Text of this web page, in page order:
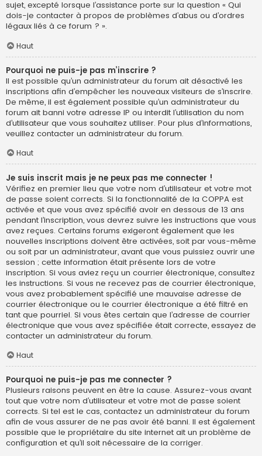
sujet, excepté lorsque l’assistance porte sur la question « Qui
dois-je contacter à propos de problèmes d’abus ou d’ordres
légaux liés à ce forum ? ».
Haut
Pourquoi ne puis-je pas m’inscrire ?
Il est possible qu’un administrateur du forum ait désactivé les
inscriptions afin d’empêcher les nouveaux visiteurs de s’inscrire.
De même, il est également possible qu’un administrateur du
forum ait banni votre adresse IP ou interdit l’utilisation du nom
d’utilisateur que vous souhaitez utiliser. Pour plus d’informations,
veuillez contacter un administrateur du forum.
Haut
Je suis inscrit mais je ne peux pas me connecter !
Vérifiez en premier lieu que votre nom d’utilisateur et votre mot
de passe soient corrects. Si la fonctionnalité de la COPPA est
activée et que vous avez spécifié avoir en dessous de 13 ans
pendant l’inscription, vous devrez suivre les instructions que vous
avez reçues. Certains forums exigeront également que les
nouvelles inscriptions doivent être activées, soit par vous-même
ou soit par un administrateur, avant que vous puissiez ouvrir une
session ; cette information était présente lors de votre
inscription. Si vous aviez reçu un courrier électronique, consultez
les instructions. Si vous ne recevez pas de courrier électronique,
vous avez probablement spécifié une mauvaise adresse de
courrier électronique ou le courrier électronique a été filtré en
tant que pourriel. Si vous êtes certain que l’adresse de courrier
électronique que vous avez spécifiée était correcte, essayez de
contacter un administrateur du forum.
Haut
Pourquoi ne puis-je pas me connecter ?
Plusieurs raisons peuvent en être la cause. Assurez-vous avant
tout que votre nom d’utilisateur et votre mot de passe soient
corrects. Si tel est le cas, contactez un administrateur du forum
afin de vous assurer de ne pas avoir été banni. Il est également
possible que le propriétaire du site internet ait un problème de
configuration et qu’il soit nécessaire de la corriger.